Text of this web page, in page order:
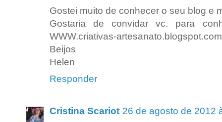
Gostei muito de conhecer o seu blog e
Gostaria de convidar vc. para
WWW.criativas-artesanato.blogspot.com
Beijos
Helen
Responder
Cristina Scariot 26 de agosto de 2012